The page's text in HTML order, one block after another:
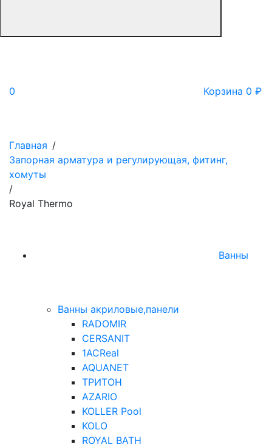
0 Корзина 0 ₽
Главная /
Запорная арматура и регулирующая, фитинг,
хомуты
/
Royal Thermo
Ванны
Ванны акриловые,панели
RADOMIR
CERSANIT
1ACReal
AQUANET
ТРИТОН
AZARIO
KOLLER Pool
KOLO
ROYAL BATH